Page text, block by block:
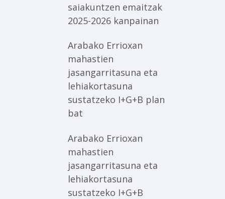
saiakuntzen emaitzak
2025-2026 kanpainan
Arabako Errioxan
mahastien
jasangarritasuna eta
lehiakortasuna
sustatzeko I+G+B plan
bat
Arabako Errioxan
mahastien
jasangarritasuna eta
lehiakortasuna
sustatzeko I+G+B